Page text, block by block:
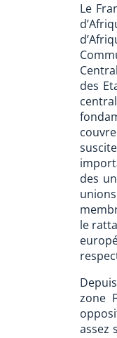
Le
des
des
le
zone
assez